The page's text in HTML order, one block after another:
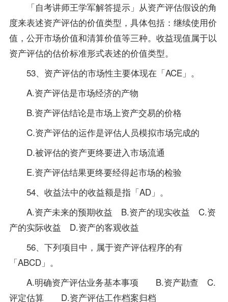
「自考讲师王学军解答提示」从资产评估假设的角
度来表述资产评估的价值类型，具体包括：继续使用价
值，公开市场价值和清算价值等三种。收益现值属于以
资产评估的估价标准形式表述的价值类型。
53、资产评估的市场性主要体现在「ACE」。
A.资产评估是市场经济的产物
B.资产评估结论是市场上资产交易的价格
C.资产评估的运作是评估人员模拟市场完成的
D.被评估的资产更终要进入市场流通
E.资产评估结果更终要经得起市场的检验
54、收益法中的收益额是指「AD」。
A.资产未来的预期收益 B.资产的现实收益 C.资
产的实际收益 D.资产的客观收益
56、下列项目中，属于资产评估程序的有
「ABCD」。
A.明确资产评估业务基本事项 B.资产勘查 C.
评定估算 D.资产评估工作档案归档